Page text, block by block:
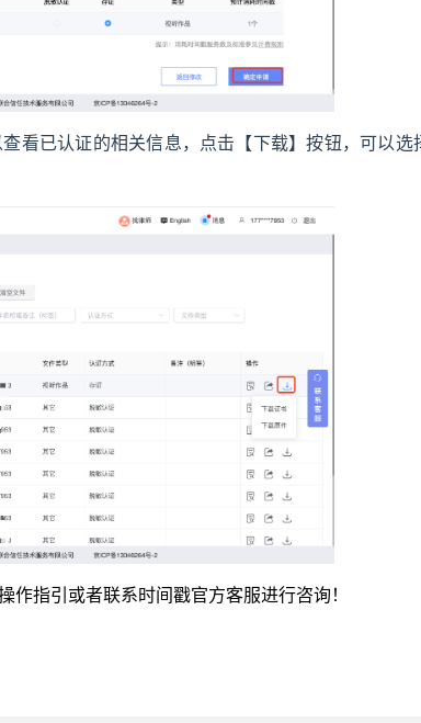
看已认证的相关信息，点击【下载】按钮，可以选
作指引或者联系时间戳官方客服进行咨询！